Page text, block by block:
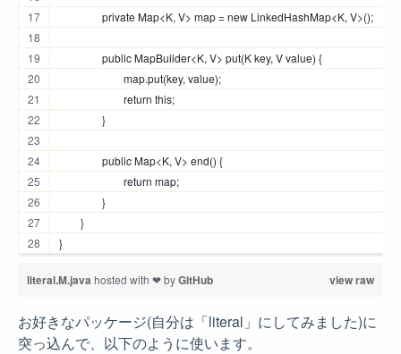
		private Map<K, V> map = new LinkedHashMap<K, V>();
		public MapBuilder<K, V> put(K key, V value) {
			map.put(key, value);
			return this;
		}
		public Map<K, V> end() {
			return map;
		}
	}
}
view raw
literal.M.java hosted with ❤ byGitHub
お好きなパッケージ(自分は「literal」にしてみました)に
突っ込んで、以下のように使います。